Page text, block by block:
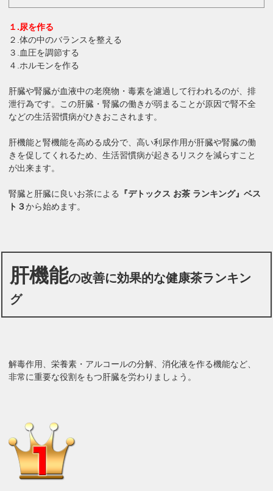
１.尿を作る
２.体の中のバランスを整える
３.血圧を調節する
４.ホルモンを作る
肝臓や腎臓が血液中の老廃物・毒素を濾過して行われるのが、排
泄行為です。この肝臓・腎臓の働きが弱まることが原因で腎不全
などの生活習慣病がひきおこされます。
肝機能と腎機能を高める成分で、高い利尿作用が肝臓や腎臓の働
きを促してくれるため、生活習慣病が起きるリスクを減らすこと
が出来ます。
腎臓と肝臓に良いお茶による
『デトックス お茶 ランキング』ベス
ト３から始めます。
肝機能の改善に効果的な健康茶ランキン
グ
解毒作用、栄養素・アルコールの分解、消化液を作る機能など、
非常に重要な役割をもつ肝臓を労わりましょう。